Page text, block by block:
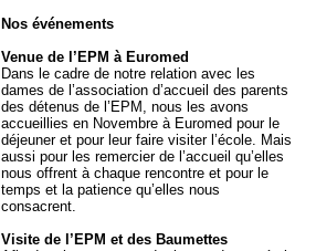
Nos événements
Venue de l’EPM à Euromed
Dans le cadre de notre relation avec les
dames de l’association d’accueil des parents
des détenus de l’EPM, nous les avons
accueillies en Novembre à Euromed pour le
déjeuner et pour leur faire visiter l’école. Mais
aussi pour les remercier de l’accueil qu’elles
nous offrent à chaque rencontre et pour le
temps et la patience qu’elles nous
consacrent.
Visite de l’EPM et des Baumettes